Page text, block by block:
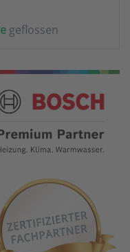
geflossen